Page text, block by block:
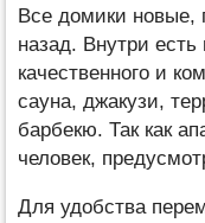
Все домики новые,
назад. Внутри
качественного и
сауна, джакузи,
барбекю. Так как
человек,
Для удобства